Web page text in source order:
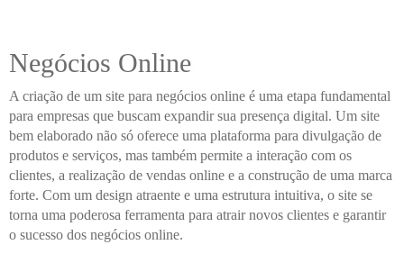
Negócios Online
A criação de um site para negócios online é uma etapa fundamental
para empresas que buscam expandir sua presença digital. Um site
bem elaborado não só oferece uma plataforma para divulgação de
produtos e serviços, mas também permite a interação com os
clientes, a realização de vendas online e a construção de uma marca
forte. Com um design atraente e uma estrutura intuitiva, o site se
torna uma poderosa ferramenta para atrair novos clientes e garantir
o sucesso dos negócios online.